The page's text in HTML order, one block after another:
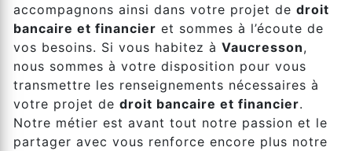
accompagnons ainsi dans votre projet de droit
bancaire et financier et sommes à l’écoute de
vos besoins. Si vous habitez à Vaucresson,
nous sommes à votre disposition pour vous
transmettre les renseignements nécessaires à
votre projet de droit bancaire et financier.
Notre métier est avant tout notre passion et le
partager avec vous renforce encore plus notre